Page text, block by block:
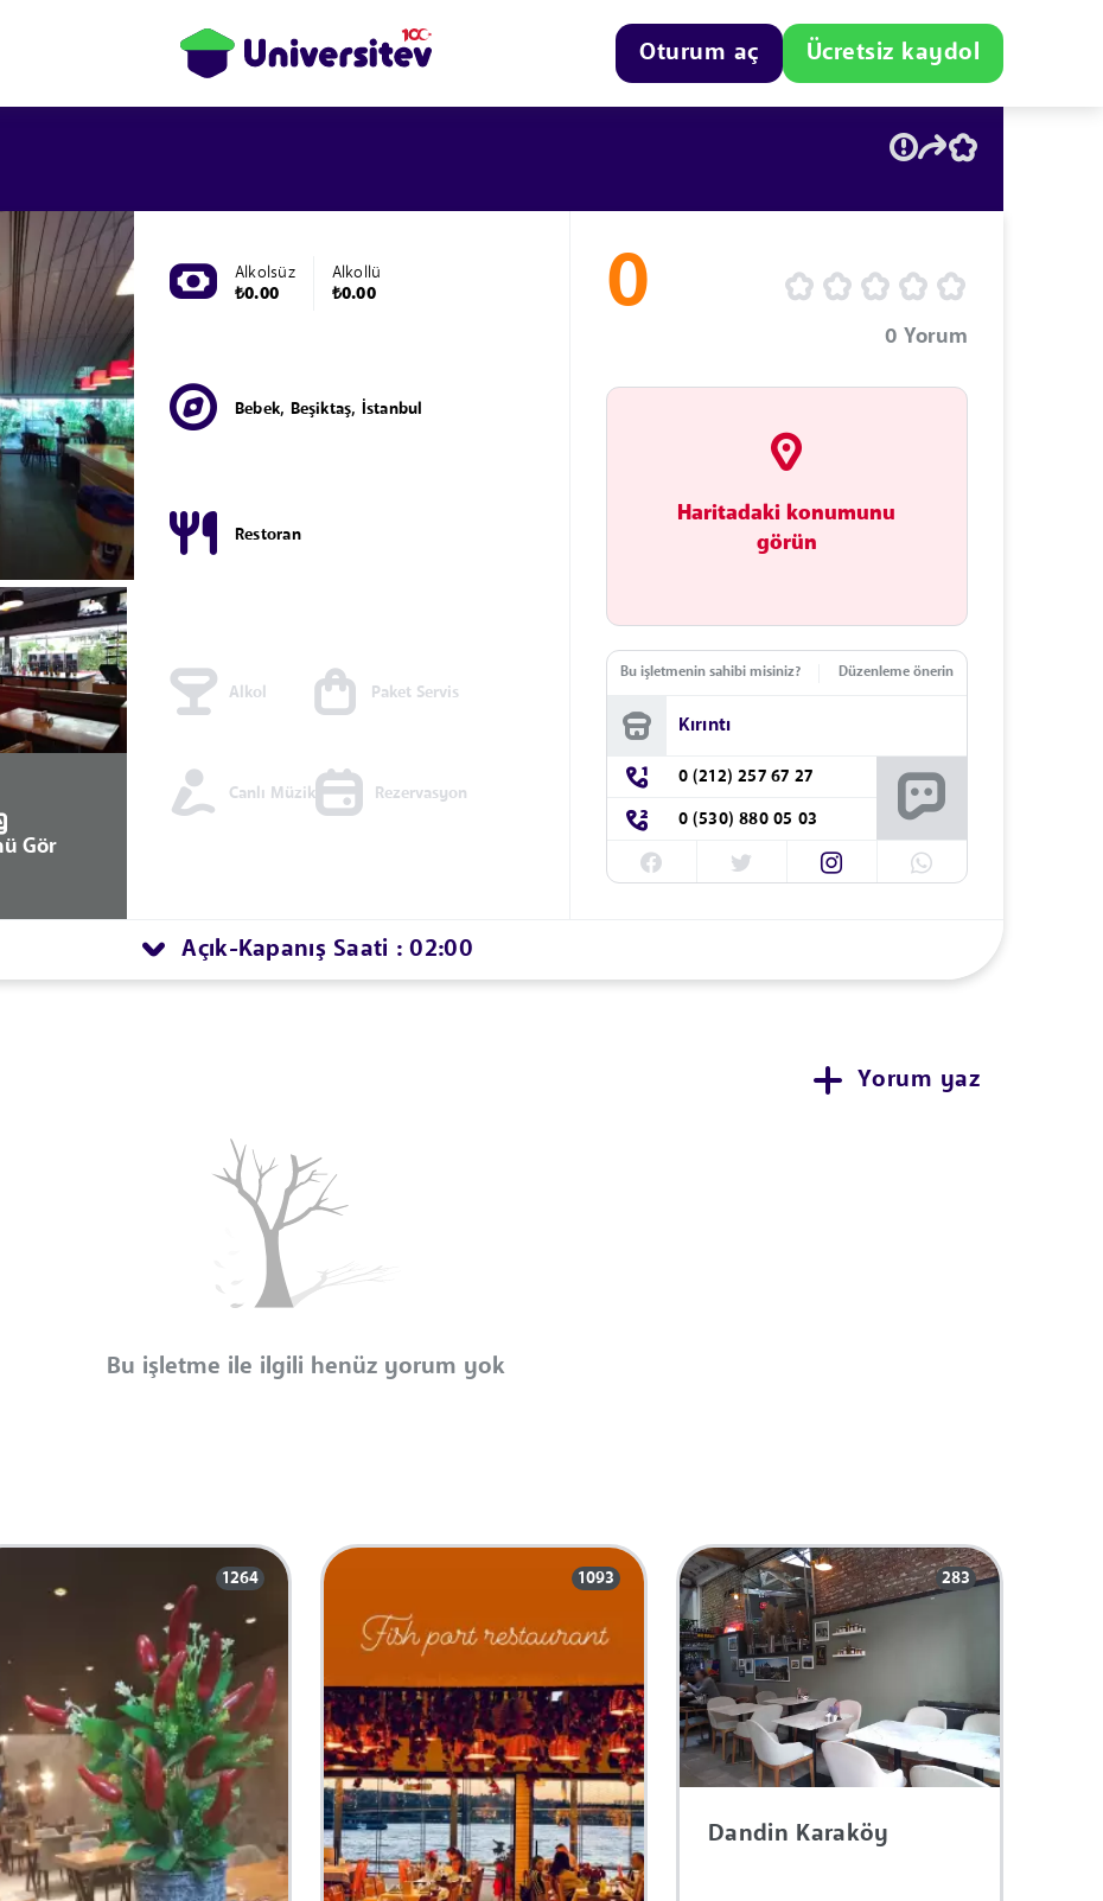
Oturum aç Ücretsiz kaydol
Gör
Alkolsüz
₺0.00
Alkollü
₺0.00
Bebek, Beşiktaş, İstanbul
Restoran
Alkol Paket Servis
Canlı Müzik Rezervasyon
0
0 Yorum
Haritadaki konumunu
görün
Bu işletmenin sahibi misiniz? Düzenleme önerin
Kırıntı
0 (212) 257 67 27
0 (530) 880 05 03
Açık-Kapanış Saati : 02:00
Yorum yaz
Bu işletme ile ilgili henüz yorum yok
1264 1093 283
Dandin Karaköy